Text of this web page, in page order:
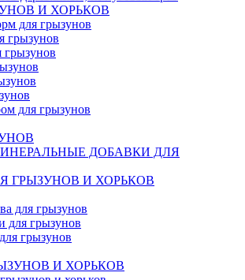
И ХОРЬКОВ
для грызунов
грызунов
для грызунов
ДОБАВКИ ДЛЯ
ГРЫЗУНОВ И ХОРЬКОВ
для грызунов
для грызунов
грызунов
И ХОРЬКОВ